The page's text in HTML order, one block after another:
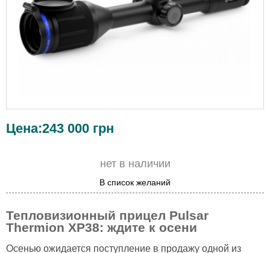
Цена:243 000 грн
нет в наличии
В список желаний
Тепловизионный прицел Pulsar
Thermion XP38: ждите к осени
Осенью ожидается поступление в продажу одной из